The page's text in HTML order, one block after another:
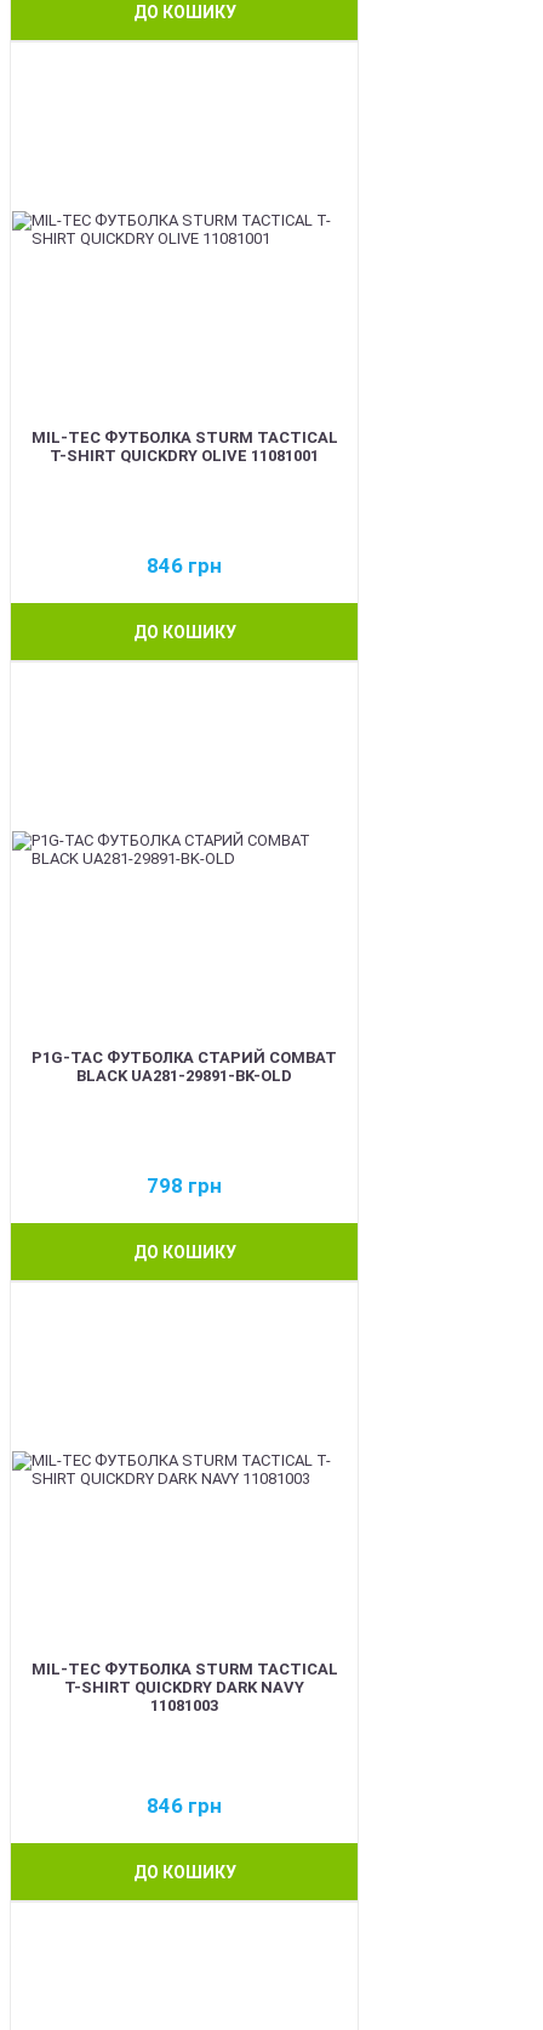
ДО КОШИКУ
MIL-TEC ФУТБОЛКА STURM TACTICAL
T-SHIRT QUICKDRY OLIVE 11081001
846 грн
ДО КОШИКУ
P1G-TAC ФУТБОЛКА СТАРИЙ COMBAT
BLACK UA281-29891-BK-OLD
798 грн
ДО КОШИКУ
MIL-TEC ФУТБОЛКА STURM TACTICAL
T-SHIRT QUICKDRY DARK NAVY
11081003
846 грн
ДО КОШИКУ